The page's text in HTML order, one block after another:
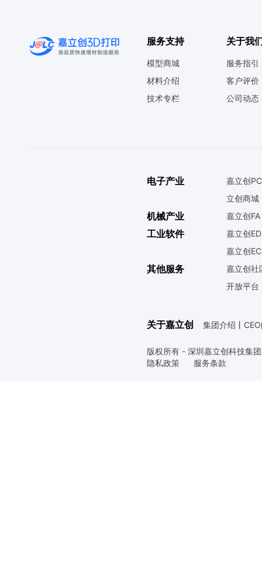
服务支持
模型商城
材料介绍
技术专栏
关于我
服务指引
客户评价
公司动态
电子产业
嘉立创
立创商城
机械产业 嘉立创FA
工业软件
嘉立创
嘉立创
其他服务
嘉立创社
开放平台
关于嘉立创 集团介绍 丨
版权所有 - 深圳嘉立创科技集
隐私政策
服务条款